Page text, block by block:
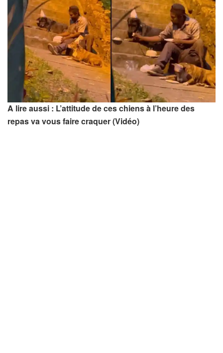
A lire aussi : L’attitude de ces chiens à l’heure des
repas va vous faire craquer (Vidéo)